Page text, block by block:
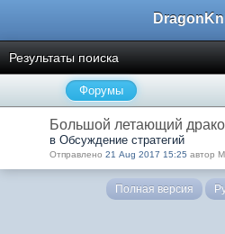
Результаты поиска
Форумы
Большой летающий
в Обсуждение стратегий
Отправлено 21 Aug 2017 15:25 автор
Полная версия